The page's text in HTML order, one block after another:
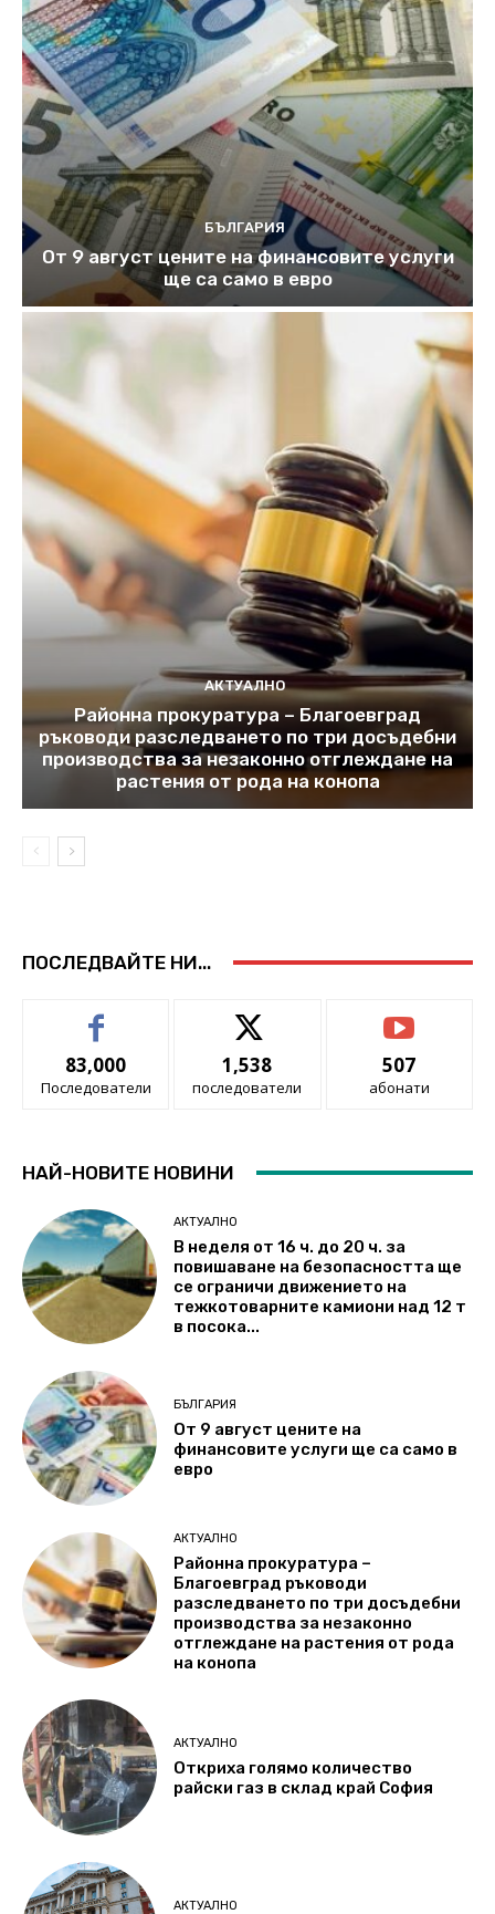
БЪЛГАРИЯ
От 9 август цените на финансовите услуги
ще са само в евро
АКТУАЛНО
Районна прокуратура – Благоевград
ръководи разследването по три досъдебни
производства за незаконно отглеждане на
растения от рода на конопа
ПОСЛЕДВАЙТЕ НИ...
83,000
Последователи
1,538
последователи
507
абонати
НАЙ-НОВИТЕ НОВИНИ
АКТУАЛНО
В неделя от 16 ч. до 20 ч. за
повишаване на безопасността ще
се ограничи движението на
тежкотоварните камиони над 12 т
в посока...
БЪЛГАРИЯ
От 9 август цените на
финансовите услуги ще са само в
евро
АКТУАЛНО
Районна прокуратура –
Благоевград ръководи
разследването по три досъдебни
производства за незаконно
отглеждане на растения от рода
на конопа
АКТУАЛНО
Откриха голямо количество
райски газ в склад край София
АКТУАЛНО